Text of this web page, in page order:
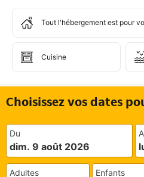
Tout l'hébergement est pour
Cuisine
Choisissez vos dates
Du
dim. 9 août 2026
Adultes Enfants